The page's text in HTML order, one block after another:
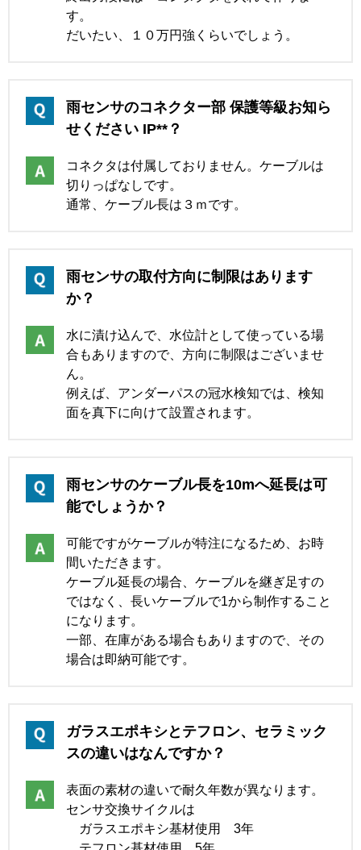
す。
だいたい、１０万円強くらいでしょう。
雨センサのコネクター部 保護等級お知ら
せください IP**？
コネクタは付属しておりません。ケーブルは
切りっぱなしです。
通常、ケーブル長は３ｍです。
雨センサの取付方向に制限はあります
か？
水に漬け込んで、水位計として使っている場
合もありますので、方向に制限はございませ
ん。
例えば、アンダーパスの冠水検知では、検知
面を真下に向けて設置されます。
雨センサのケーブル長を10mへ延長は可
能でしょうか？
可能ですがケーブルが特注になるため、お時
間いただきます。
ケーブル延長の場合、ケーブルを継ぎ足すの
ではなく、長いケーブルで1から制作すること
になります。
一部、在庫がある場合もありますので、その
場合は即納可能です。
ガラスエポキシとテフロン、セラミック
スの違いはなんですか？
表面の素材の違いで耐久年数が異なります。
センサ交換サイクルは
ガラスエポキシ基材使用 3年